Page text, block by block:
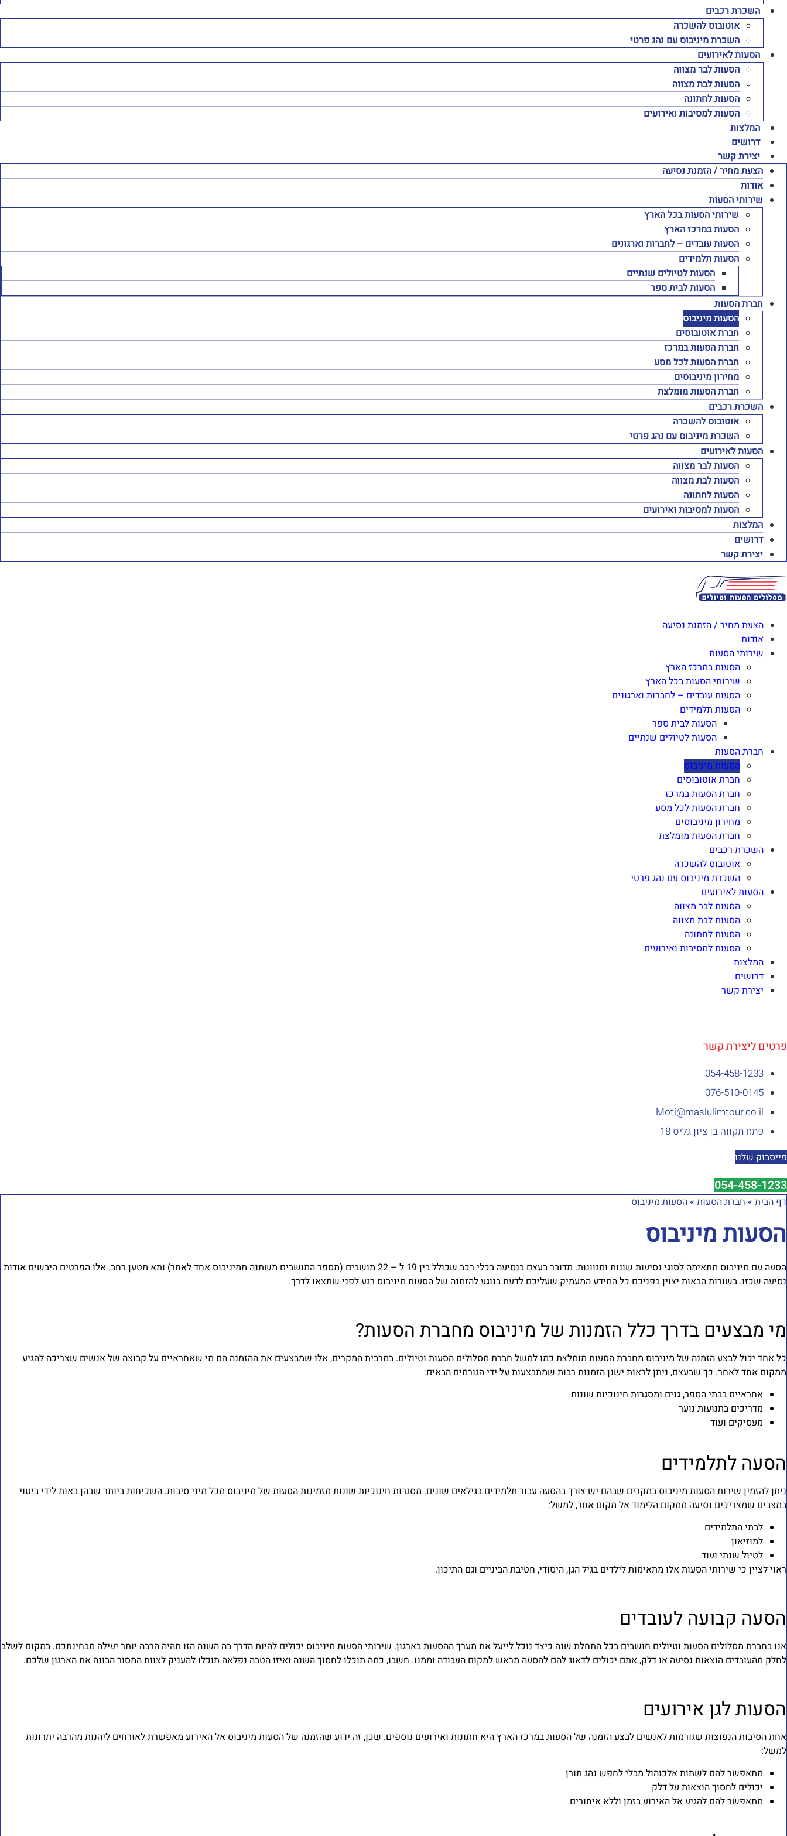
השכרת רכבים
אוטובוס להשכרה
השכרת מיניבוס עם נהג פרטי
הסעות לאירועים
הסעות לבר מצווה
הסעות לבת מצווה
הסעות לחתונה
הסעות למסיבות ואירועים
המלצות
דרושים
יצירת קשר
הצעת מחיר / הזמנת נסיעה
אודות
שירותי הסעות
שירותי הסעות בכל הארץ
הסעות במרכז הארץ
הסעות עובדים – לחברות וארגונים
הסעות תלמידים
הסעות לטיולים שנתיים
הסעות לבית ספר
חברת הסעות
הסעות מיניבוס
חברת אוטובוסים
חברת הסעות במרכז
חברת הסעות לכל מסע
מחירון מיניבוסים
חברת הסעות מומלצת
השכרת רכבים
אוטובוס להשכרה
השכרת מיניבוס עם נהג פרטי
הסעות לאירועים
הסעות לבר מצווה
הסעות לבת מצווה
הסעות לחתונה
הסעות למסיבות ואירועים
המלצות
דרושים
יצירת קשר
הצעת מחיר / הזמנת נסיעה
אודות
שירותי הסעות
הסעות במרכז הארץ
שירותי הסעות בכל הארץ
הסעות עובדים – לחברות וארגונים
הסעות תלמידים
הסעות לבית ספר
הסעות לטיולים שנתיים
חברת הסעות
הסעות מיניבוס
חברת אוטובוסים
חברת הסעות במרכז
חברת הסעות לכל מסע
מחירון מיניבוסים
חברת הסעות מומלצת
השכרת רכבים
אוטובוס להשכרה
השכרת מיניבוס עם נהג פרטי
הסעות לאירועים
הסעות לבר מצווה
הסעות לבת מצווה
הסעות לחתונה
הסעות למסיבות ואירועים
המלצות
דרושים
יצירת קשר
פרטים ליצירת קשר
054-458-1233⁩
076-510-0145
Moti@maslulimtour.co.il
פתח תקווה בן ציון גליס 18
פייסבוק שלנו
054-458-1233⁩
דף הבית » חברת הסעות »הסעות מיניבוס
הסעות מיניבוס
הסעה עם מיניבוס מתאימה לסוגי נסיעות שונות ומגוונות. מדובר בעצם בנסיעה בכלי רכב שכולל בין 19 ל – 22 מושבים (מספר המושבים משתנה ממיניבוס אחד לאחר) ותא מטען רחב. אלו הפרטים היבשים אודות
נסיעה שכזו. בשורות הבאות יצוין בפניכם כל המידע המעמיק שעליכם לדעת בנוגע להזמנה של הסעות מיניבוס רגע לפני שתצאו לדרך.
מי מבצעים בדרך כלל הזמנות של מיניבוס מחברת הסעות?
כל אחד יכול לבצע הזמנה של מיניבוס מחברת הסעות מומלצת כמו למשל חברת מסלולים הסעות וטיולים. במרבית המקרים, אלו שמבצעים את ההזמנה הם מי שאחראיים על קבוצה של אנשים שצריכה להגיע
ממקום אחד לאחר. כך שבעצם, ניתן לראות ישנן הזמנות רבות שמתבצעות על ידי הגורמים הבאים:
אחראיים בבתי הספר, גנים ומסגרות חינוכיות שונות
מדריכים בתנועות נוער
מעסיקים ועוד
הסעה לתלמידים
ניתן להזמין שירות הסעות מיניבוס במקרים שבהם יש צורך בהסעה עבור תלמידים בגילאים שונים. מסגרות חינוכיות שונות מזמינות הסעות של מיניבוס מכל מיני סיבות. השכיחות ביותר שבהן באות לידי ביטוי
במצבים שמצריכים נסיעה ממקום הלימוד אל מקום אחר, למשל:
לבתי התלמידים
למוזיאון
לטיול שנתי ועוד
ראוי לציין כי שירותי הסעות אלו מתאימות לילדים בגיל הגן, היסודי, חטיבת הביניים וגם התיכון.
הסעה קבועה לעובדים
אנו בחברת מסלולים הסעות וטיולים חושבים בכל התחלת שנה כיצד נוכל לייעל את מערך ההסעות בארגון. שירותי הסעות מיניבוס יכולים להיות הדרך בה השנה הזו תהיה הרבה יותר יעילה מבחינתכם. במקום לשלב
לחלק מהעובדים הוצאות נסיעה או דלק, אתם יכולים לדאוג להם להסעה מראש למקום העבודה וממנו. חשבו, כמה תוכלו לחסוך השנה ואיזו הטבה נפלאה תוכלו להעניק לצוות המסור הבונה את הארגון שלכם.
הסעות לגן אירועים
אחת הסיבות הנפוצות שגורמות לאנשים לבצע הזמנה של הסעות במרכז הארץ היא חתונות ואירועים נוספים. שכן, זה ידוע שהזמנה של הסעות מיניבוס אל האירוע מאפשרת לאורחים ליהנות מהרבה יתרונות
למשל:
מתאפשר להם לשתות אלכוהול מבלי לחפש נהג תורן
יכולים לחסוך הוצאות על דלק
מתאפשר להם להגיע אל האירוע בזמן וללא איחורים